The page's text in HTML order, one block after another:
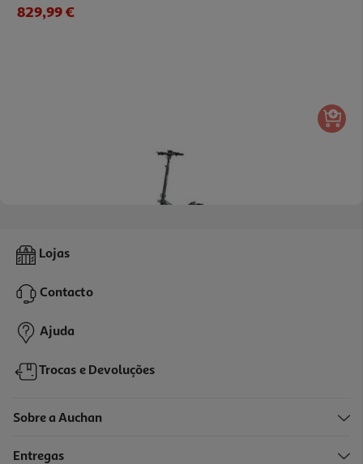
829,99 €
Trotinete Eletrica Urbanglide Gt Pro
619,99 €
Lojas
Contacto
Ajuda
Trocas e Devoluções
Sobre a Auchan
Entregas